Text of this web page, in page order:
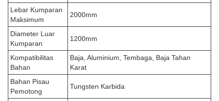
Lebar Kumparan
Maksimum
2000mm
Diameter Luar
Kumparan
1200mm
Kompatibilitas
Bahan
Baja, Aluminium, Tembaga, Baja Tahan
Karat
Bahan Pisau
Pemotong
Tungsten Karbida